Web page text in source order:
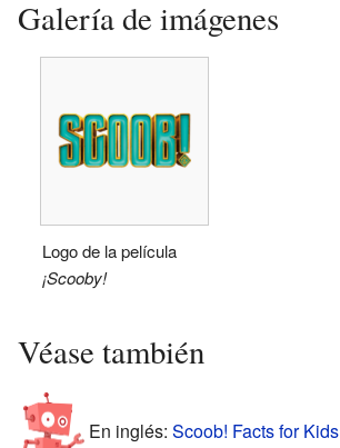
Galería de imágenes
Logo de la película
¡Scooby!
Véase también
En inglés: Scoob! Facts for Kids